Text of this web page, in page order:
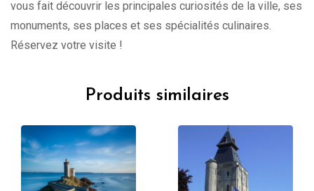
vous fait découvrir les principales curiosités de la ville, ses
monuments, ses places et ses spécialités culinaires.
Réservez votre visite !
Produits similaires